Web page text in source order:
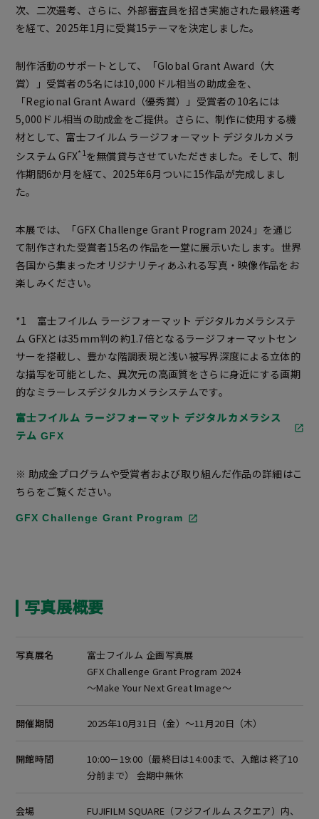
次、二次選考、さらに、外部審査員を招き実施された最終選考
を経て、2025年1月に受賞15テーマを決定しました。
制作活動のサポートとして、「Global Grant Award（大
賞）」受賞者の5名には10,000ドル相当の助成金を、
「Regional Grant Award（優秀賞）」受賞者の10名には
5,000ドル相当の助成金をご提供。さらに、制作に使用する機
材として、富士フイルム ラージフォーマット デジタルカメラ
システム GFX*1を無償貸与させていただきました。そして、制
作期間6か月を経て、2025年6月ついに15作品が完成しまし
た。
本展では、「GFX Challenge Grant Program 2024」を通じ
て制作された受賞者15名の作品を一堂に展示いたします。世界
各国から集まったオリジナリティあふれる写真・映像作品をお
楽しみください。
*1 富士フイルム ラージフォーマット デジタルカメラシステ
ム GFXとは35mm判の約1.7倍となるラージフォーマットセン
サーを搭載し、豊かな階調表現と浅い被写界深度による立体的
な描写を可能とした、異次元の高画質をさらに身近にする画期
的なミラーレスデジタルカメラシステムです。
富士フイルム ラージフォーマット デジタルカメラシス
テム GFX
※ 助成金プログラムや受賞者および取り組んだ作品の詳細はこ
ちらをご覧ください。
GFX Challenge Grant Program
写真展概要
写真展名
富士フイルム 企画写真展
GFX Challenge Grant Program 2024
～Make Your Next Great Image～
開催期間 2025年10月31日（金）～11月20日（木）
開館時間
10:00－19:00（最終日は14:00まで、入館は終了10
分前まで） 会期中無休
会場
FUJIFILM SQUARE（フジフイルム スクエア）内、